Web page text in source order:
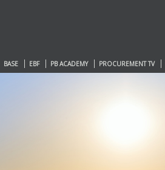
BASE EBF PB ACADEMY PROCUREMENT TV